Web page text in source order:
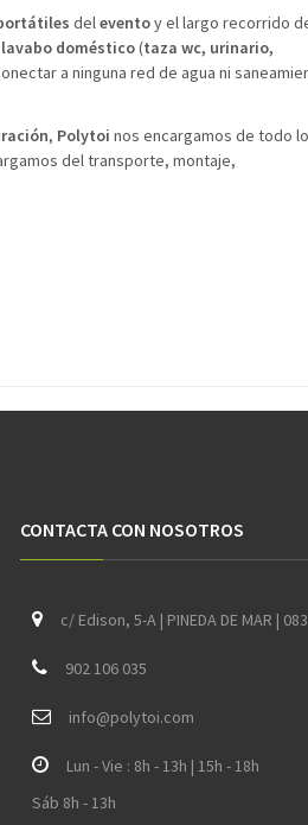
átiles deleventoy el largo recorrido
lavabo doméstico(taza wc, urinario,
a ninguna red de agua ni
ón, Polytoi nos encargamos de todo lo
del transporte, montaje,
CONTACTA CON NOSOTROS
c/ Edison, 5-A | PINEDA DE MAR |
902 106 035
info@polytoi.com
Lun - Vie : 8h - 13h | 15h - 18h
Sáb 8h - 13h